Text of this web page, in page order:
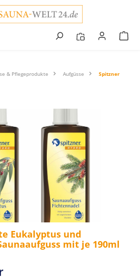
& Pflegeprodukte Aufgüsse Spitzner
Eukalyptus und
mit je 190ml